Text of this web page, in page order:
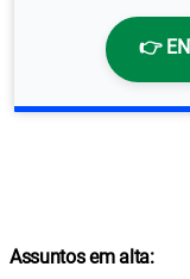
👉
Assuntos em alta: